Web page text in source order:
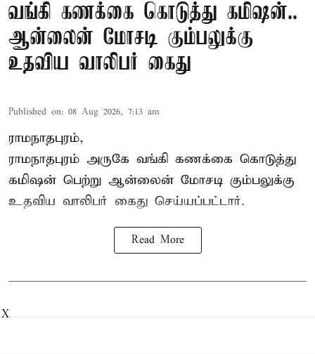
வங்கி கணக்கை கொடுத்து கமிஷன்..
ஆன்லைன் மோசடி கும்பலுக்கு
உதவிய வாலிபர் கைது
Published on: 08 Aug 2026, 7:13 am
ராமநாதபுரம்,
ராமநாதபுரம் அருகே வங்கி கணக்கை கொடுத்து
கமிஷன் பெற்று ஆன்லைன் மோசடி கும்பலுக்கு
உதவிய வாலிபர் கைது செய்யப்பட்டார்.
Read More
X